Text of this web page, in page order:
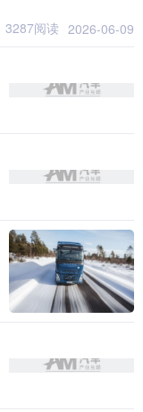
3287阅读 2026-06-09